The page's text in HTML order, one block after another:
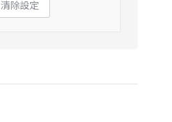
清除設定